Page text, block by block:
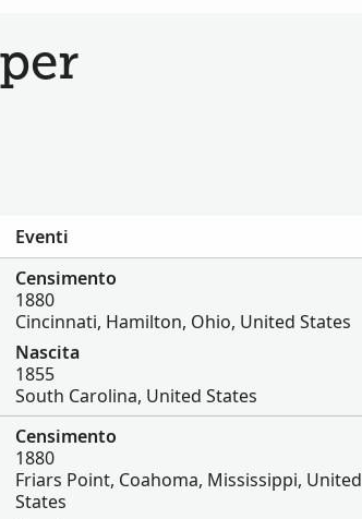
Eventi
Censimento
1880
Cincinnati, Hamilton, Ohio, United States
Nascita
1855
South Carolina, United States
Censimento
1880
Friars Point, Coahoma, Mississippi, United
States